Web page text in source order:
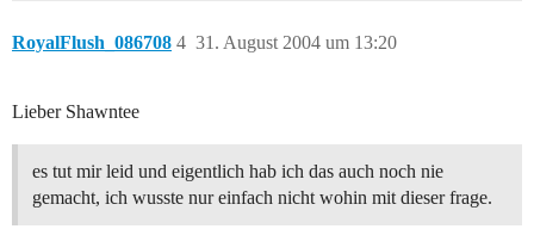
RoyalFlush_086708 31. August 2004 um 13:20
4
Lieber Shawntee
es tut mir leid und eigentlich hab ich das auch noch nie
gemacht, ich wusste nur einfach nicht wohin mit dieser frage.